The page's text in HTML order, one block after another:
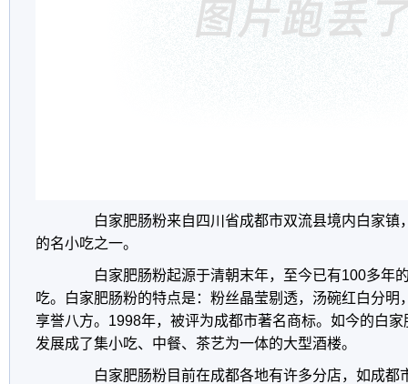
白家肥肠粉来自四川省成都市双流县境内白家镇
的名小吃之一。
白家肥肠粉起源于清朝末年，至今已有100多年
吃。白家肥肠粉的特点是：粉丝晶莹剔透，汤碗红白分明
享誉八方。1998年，被评为成都市著名商标。如今的白
发展成了集小吃、中餐、茶艺为一体的大型酒楼。
白家肥肠粉目前在成都各地有许多分店，如成都